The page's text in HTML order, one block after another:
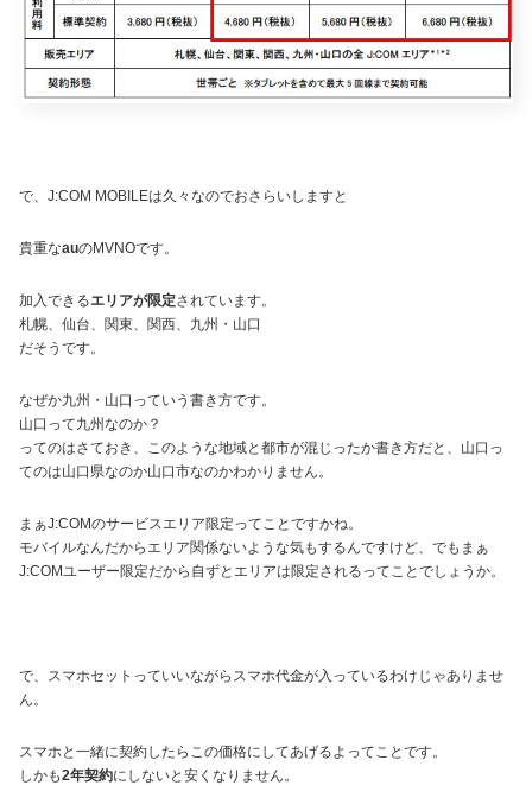
で、J:COM MOBILEは久々なのでおさらいしますと
貴重なauのMVNOです。
加入できるエリアが限定されています。
札幌、仙台、関東、関西、九州・山口
だそうです。
なぜか九州・山口っていう書き方です。
山口って九州なのか？
ってのはさておき、このような地域と都市が混じったか書き方だと、山口っ
てのは山口県なのか山口市なのかわかりません。
まぁJ:COMのサービスエリア限定ってことですかね。
モバイルなんだからエリア関係ないような気もするんですけど、でもまぁ
J:COMユーザー限定だから自ずとエリアは限定されるってことでしょうか。
で、スマホセットっていいながらスマホ代金が入っているわけじゃありませ
ん。
スマホと一緒に契約したらこの価格にしてあげるよってことです。
しかも2年契約にしないと安くなりません。